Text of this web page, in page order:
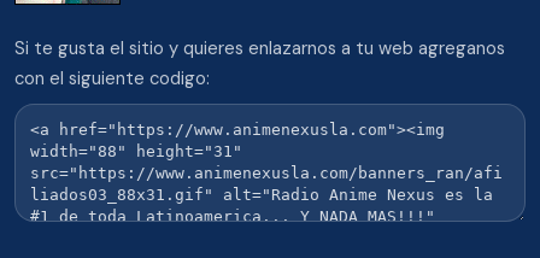
Si te gusta el sitio y quieres enlazarnos a tu web agreganos
con el siguiente codigo: